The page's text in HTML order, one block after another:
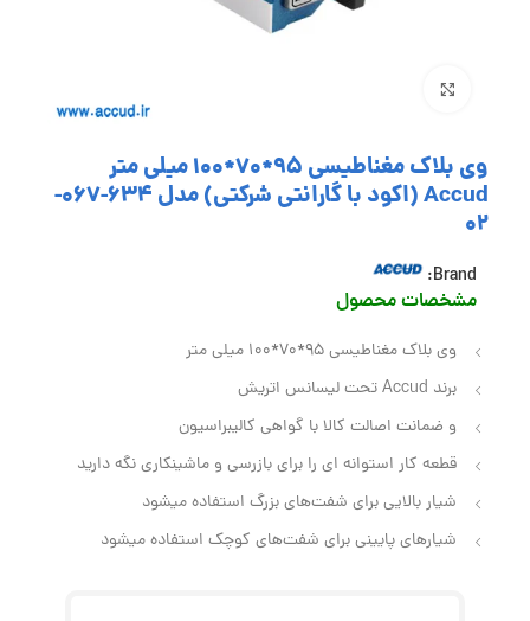
وی بلاک مغناطیسی 95*70*100 میلی متر
Accud (اکود با گارانتی شرکتی) مدل 634-067-
02
Brand:
مشخصات محصول
وی بلاک مغناطیسی 95*70*100 میلی متر
برند Accud تحت لیسانس اتریش
و ضمانت اصالت کالا با گواهی کالیبراسیون
قطعه کار استوانه‌ ای را برای بازرسی و ماشینکاری نگه دارید
شیار بالایی برای شفت‌های بزرگ استفاده میشود
شیارهای پایینی برای شفت‌های کوچک استفاده میشود